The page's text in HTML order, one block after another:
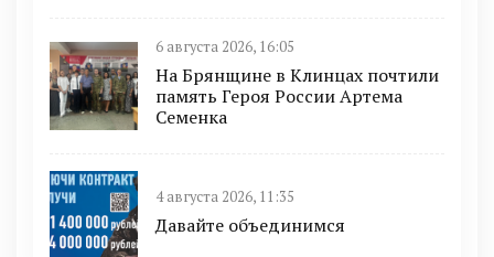
6 августа 2026, 16:05
На Брянщине в Клинцах почтили
память Героя России Артема
Семенка
4 августа 2026, 11:35
Давайте объединимся